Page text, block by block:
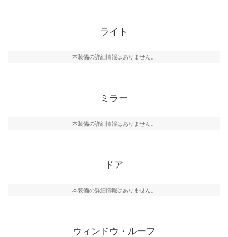
ライト
本装備の詳細情報はありません。
ミラー
本装備の詳細情報はありません。
ドア
本装備の詳細情報はありません。
ウィンドウ・ルーフ